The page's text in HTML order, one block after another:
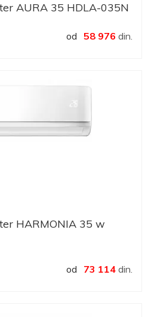
AURA 35 HDLA-035N
od 58 976 din.
HARMONIA 35 w
od 73 114 din.